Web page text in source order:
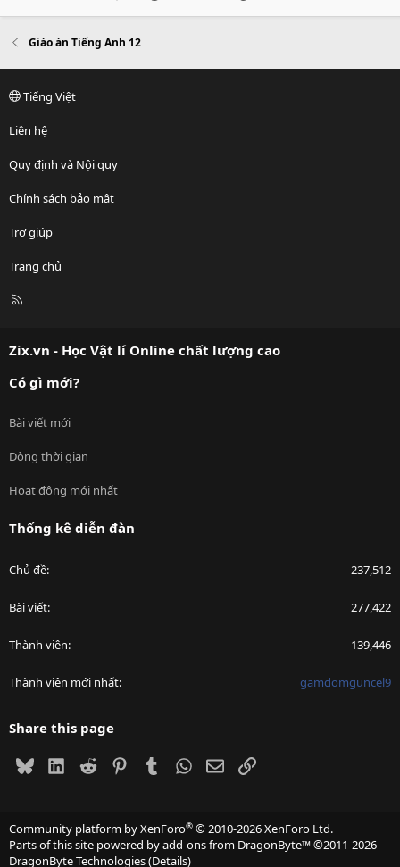
Giáo án Tiếng Anh 12
Tiếng Việt
Liên hệ
Quy định và Nội quy
Chính sách bảo mật
Trợ giúp
Trang chủ
R
Zix.vn - Học Vật lí Online chất lượng cao
Có gì mới?
Bài viết mới
Dòng thời gian
Hoạt động mới nhất
Thống kê diễn đàn
Chủ đề 237,512
Bài viết 277,422
Thành viên 139,446
Thành viên mới nhất gamdomguncel9
Share this page
BlueskyLinkedIn
Reddit PinterestTumblrWhatsApp
EmailLink
Community platform by XenForo® © 2010-2026 XenForo Ltd.
Parts of this site powered byadd-ons from DragonByte™©2011-2026
DragonByte Technologies(Details)